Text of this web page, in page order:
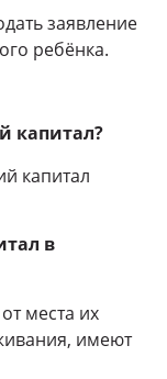
заявление
ребёнка.
капитал?
капитал
в
места их
имеют